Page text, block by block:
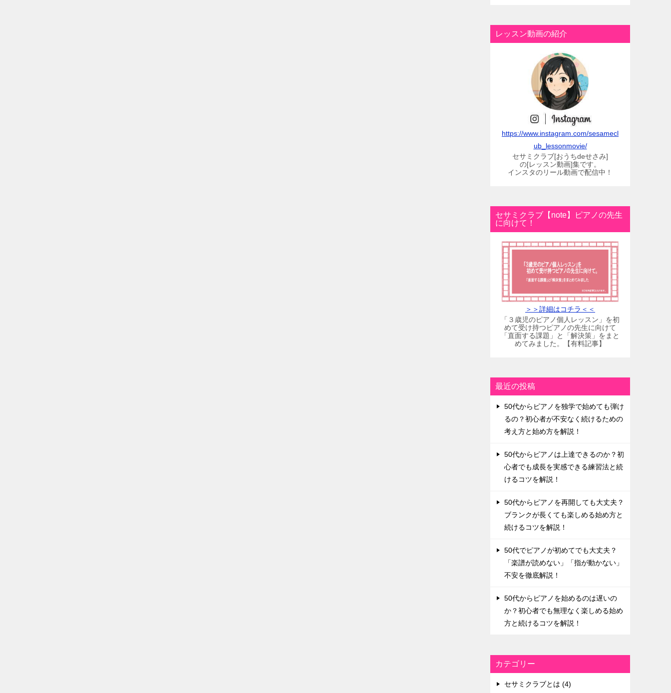
レッスン動画の紹介
https://www.instagram.com/sesamecl
ub_lessonmovie/
セサミクラブ[おうちdeせさみ]
の[レッスン動画]集です。
インスタのリール動画で配信中！
セサミクラブ【note】ピアノの先生
に向けて！
＞＞詳細はコチラ＜＜
「３歳児のピアノ個人レッスン」を初
めて受け持つピアノの先生に向けて
「直面する課題」と「解決策」をまと
めてみました。【有料記事】
最近の投稿
50代からピアノを独学で始めても弾け
るの？初心者が不安なく続けるための
考え方と始め方を解説！
50代からピアノは上達できるのか？初
心者でも成長を実感できる練習法と続
けるコツを解説！
50代からピアノを再開しても大丈夫？
ブランクが長くても楽しめる始め方と
続けるコツを解説！
50代でピアノが初めてでも大丈夫？
「楽譜が読めない」「指が動かない」
不安を徹底解説！
50代からピアノを始めるのは遅いの
か？初心者でも無理なく楽しめる始め
方と続けるコツを解説！
カテゴリー
セサミクラブとは (4)